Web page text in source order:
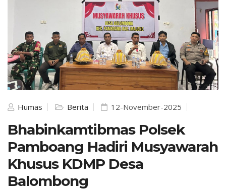
Humas Berita 12-November-2025
Bhabinkamtibmas Polsek
Pamboang Hadiri Musyawarah
Khusus KDMP Desa
Balombong